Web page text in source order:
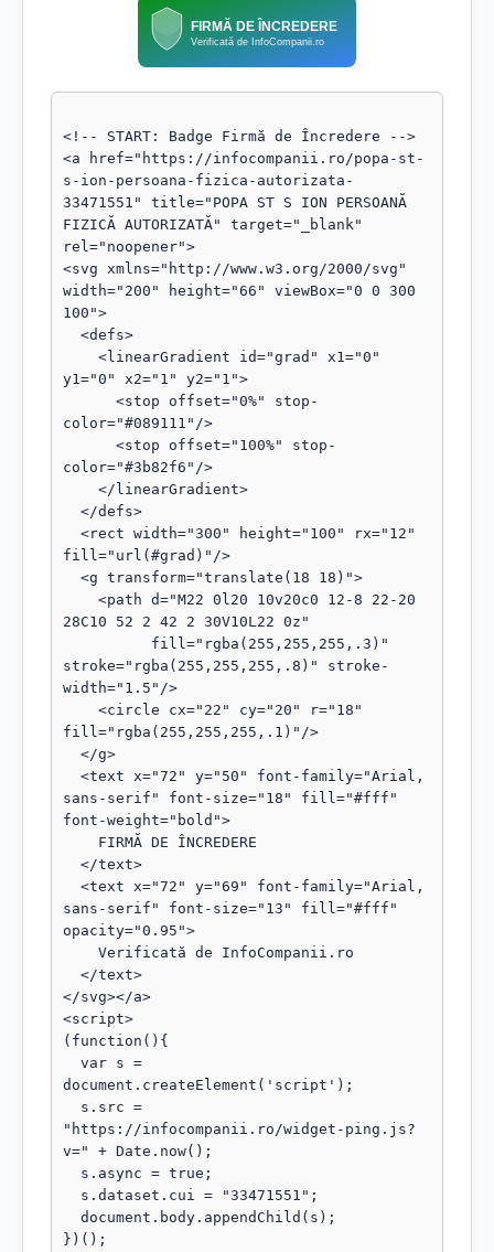
FIRMĂ DE ÎNCREDERE
Verificată de InfoCompanii.ro
<!-- START: Badge Firmă de Încredere -->
<a href="https://infocompanii.ro/popa-st-
s-ion-persoana-fizica-autorizata-
33471551" title="POPA ST S ION PERSOANĂ
FIZICĂ AUTORIZATĂ" target="_blank"
rel="noopener">
<svg xmlns="http://www.w3.org/2000/svg"
width="200" height="66" viewBox="0 0 300
100">
y1="0" x2="1" y2="1">
color="#089111"/>
color="#3b82f6"/>
fill="url(#grad)"/>
28C10 52 2 42 2 30V10L22 0z"
stroke="rgba(255,255,255,.8)" stroke-
width="1.5"/>
fill="rgba(255,255,255,.1)"/>
sans-serif" font-size="18" fill="#fff"
font-weight="bold">
sans-serif" font-size="13" fill="#fff"
opacity="0.95">
</svg></a>
<script>
(function(){
document.createElement('script');
"https://infocompanii.ro/widget-ping.js?
v=" + Date.now();
})();